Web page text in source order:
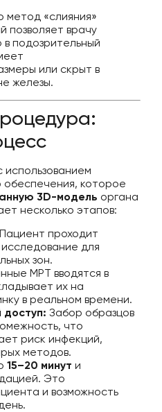
«слияния»
позволяет врачу
в подозрительный
или скрыт в
железы.
использованием
которое
3D-модель органа
несколько этапов:
Пациент проходит
для
зон.
МРТ вводятся в
их на
в реальном времени.
Забор образцов
что
риск инфекций,
методов.
15–20 минут и
Это
и возможность